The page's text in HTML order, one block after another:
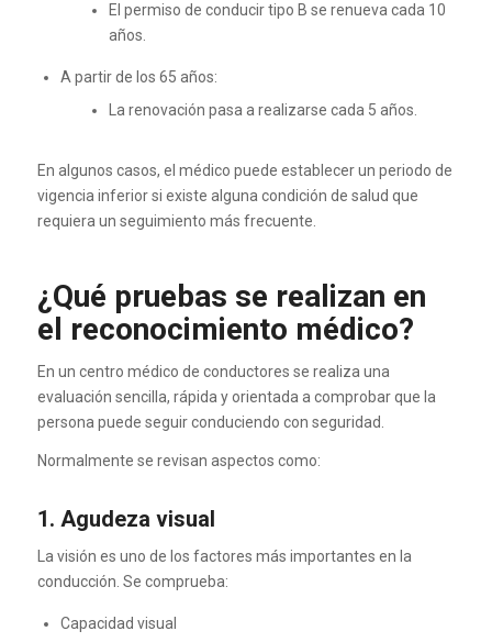
El permiso de conducir tipo B se renueva cada 10
años.
A partir de los 65 años:
La renovación pasa a realizarse cada 5 años.
En algunos casos, el médico puede establecer un periodo de
vigencia inferior si existe alguna condición de salud que
requiera un seguimiento más frecuente.
¿Qué pruebas se realizan en
el reconocimiento médico?
En un centro médico de conductores se realiza una
evaluación sencilla, rápida y orientada a comprobar que la
persona puede seguir conduciendo con seguridad.
Normalmente se revisan aspectos como:
1. Agudeza visual
La visión es uno de los factores más importantes en la
conducción. Se comprueba:
Capacidad visual